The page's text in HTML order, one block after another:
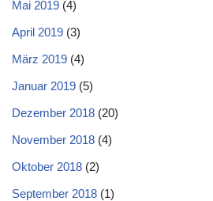
Mai 2019 (4)
April 2019 (3)
März 2019 (4)
Januar 2019 (5)
Dezember 2018 (20)
November 2018 (4)
Oktober 2018 (2)
September 2018 (1)